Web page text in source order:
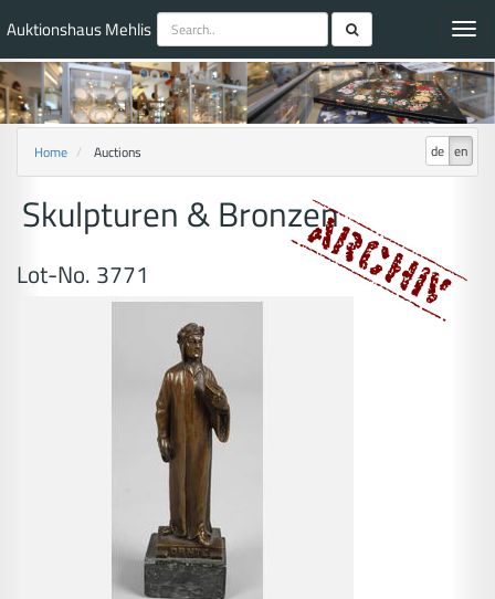
Auktionshaus Mehlis
de en
Home Auctions
Skulpturen & Bronzen
Lot-No. 3771